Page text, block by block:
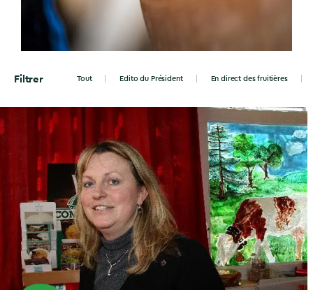
Filtrer Tout Edito du Président En direct des fruitières